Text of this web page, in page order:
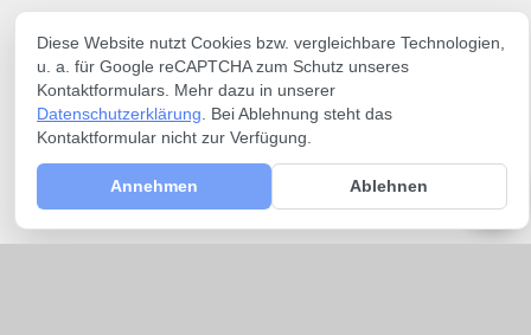
Diese Website nutzt Cookies bzw. vergleichbare Technologien,
u. a. für Google reCAPTCHA zum Schutz unseres
Kontaktformulars. Mehr dazu in unserer
Datenschutzerklärung . Bei Ablehnung steht das
Kontaktformular nicht zur Verfügung.
Annehmen Ablehnen